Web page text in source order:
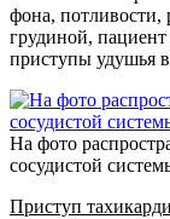
фона, потливости,
грудиной,
приступы удушья
На фото
сосудистой
Приступ